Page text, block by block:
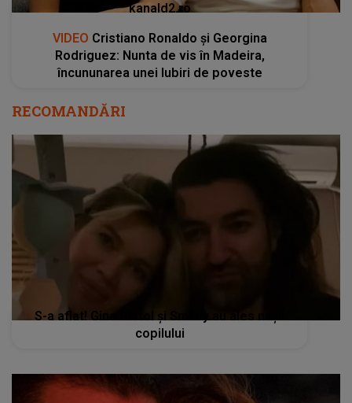
kanald2.ro
VIDEO Cristiano Ronaldo și Georgina
Rodriguez: Nunta de vis în Madeira,
încununarea unei Iubiri de poveste
RECOMANDĂRI
S-a aflat! Gina Pistol și Smiley au ales nașii
copilului